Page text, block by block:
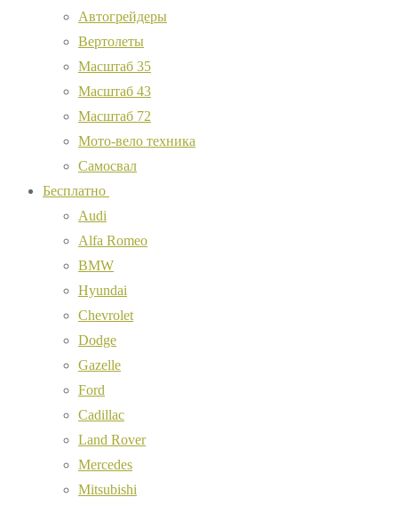
Автогрейдеры
Вертолеты
Масштаб 35
Масштаб 43
Масштаб 72
Мото-вело техника
Самосвал
Бесплатно
Audi
Alfa Romeo
BMW
Hyundai
Chevrolet
Dodge
Gazelle
Ford
Cadillac
Land Rover
Mercedes
Mitsubishi